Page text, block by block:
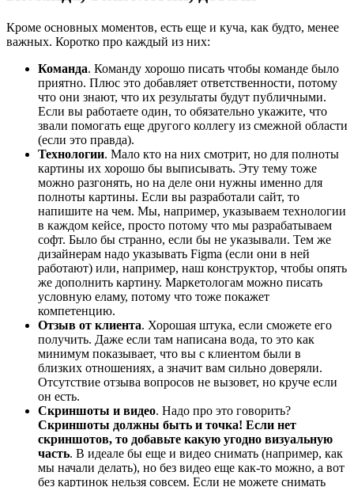
Кроме основных моментов, есть еще и куча, как будто, менее
важных. Коротко про каждый из них:
Команда. Команду хорошо писать чтобы команде было
приятно. Плюс это добавляет ответственности, потому
что они знают, что их результаты будут публичными.
Если вы работаете один, то обязательно укажите, что
звали помогать еще другого коллегу из смежной области
(если это правда).
Технологии. Мало кто на них смотрит, но для полноты
картины их хорошо бы выписывать. Эту тему тоже
можно разгонять, но на деле они нужны именно для
полноты картины. Если вы разработали сайт, то
напишите на чем. Мы, например, указываем технологии
в каждом кейсе, просто потому что мы разрабатываем
софт. Было бы странно, если бы не указывали. Тем же
дизайнерам надо указывать Figma (если они в ней
работают) или, например, наш конструктор, чтобы опять
же дополнить картину. Маркетологам можно писать
условную еламу, потому что тоже покажет
компетенцию.
Отзыв от клиента. Хорошая штука, если сможете его
получить. Даже если там написана вода, то это как
минимум показывает, что вы с клиентом были в
близких отношениях, а значит вам сильно доверяли.
Отсутствие отзыва вопросов не вызовет, но круче если
он есть.
Скриншоты и видео. Надо про это говорить?
Скриншоты должны быть и точка! Если нет
скриншотов, то добавьте какую угодно визуальную
часть. В идеале бы еще и видео снимать (например, как
мы начали делать), но без видео еще как-то можно, а вот
без картинок нельзя совсем. Если не можете снимать